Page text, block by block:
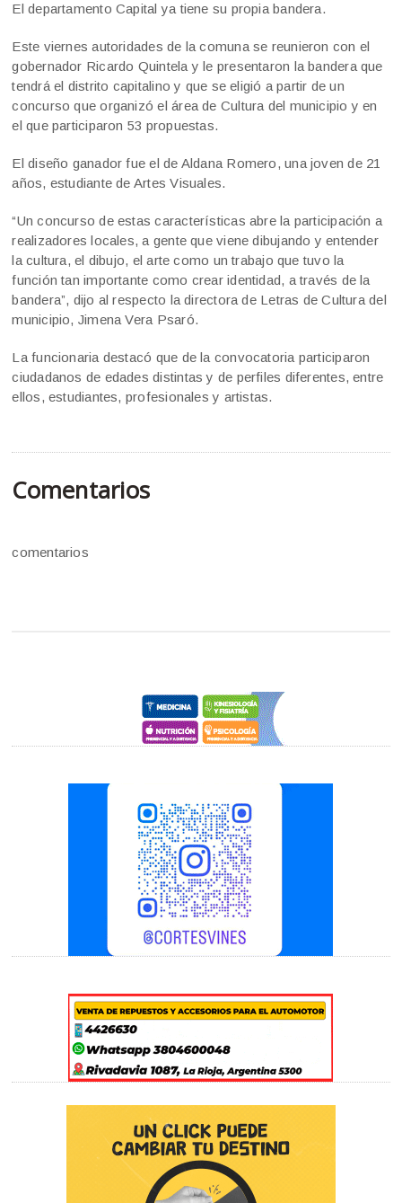
El departamento Capital ya tiene su propia bandera.
Este viernes autoridades de la comuna se reunieron con el
gobernador Ricardo Quintela y le presentaron la bandera que
tendrá el distrito capitalino y que se eligió a partir de un
concurso que organizó el área de Cultura del municipio y en
el que participaron 53 propuestas.
El diseño ganador fue el de Aldana Romero, una joven de 21
años, estudiante de Artes Visuales.
“Un concurso de estas características abre la participación a
realizadores locales, a gente que viene dibujando y entender
la cultura, el dibujo, el arte como un trabajo que tuvo la
función tan importante como crear identidad, a través de la
bandera”, dijo al respecto la directora de Letras de Cultura del
municipio, Jimena Vera Psaró.
La funcionaria destacó que de la convocatoria participaron
ciudadanos de edades distintas y de perfiles diferentes, entre
ellos, estudiantes, profesionales y artistas.
Comentarios
comentarios